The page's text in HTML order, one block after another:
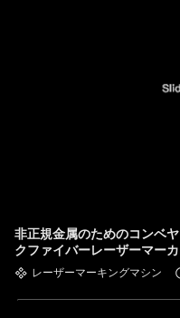
非正規金属のためのコンベ
クファイバーレーザーマー
レーザーマーキングマシン